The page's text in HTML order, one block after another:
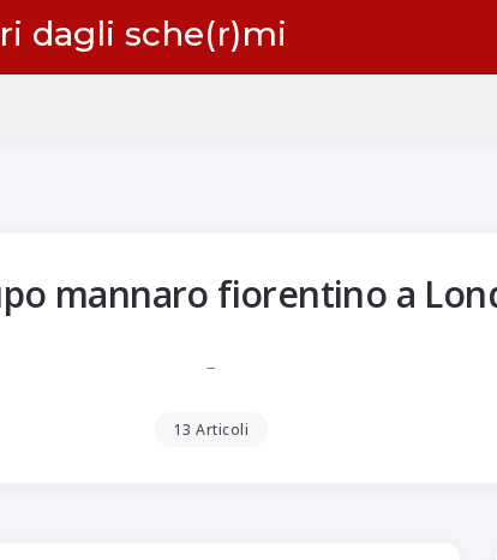
dagli sche(r)mi
mannaro fiorentino a
–
13 Articoli